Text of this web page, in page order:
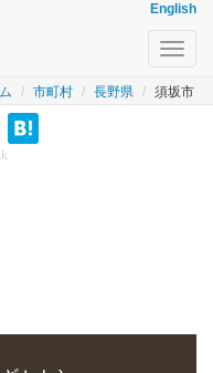
English
市町村 長野県 須坂市